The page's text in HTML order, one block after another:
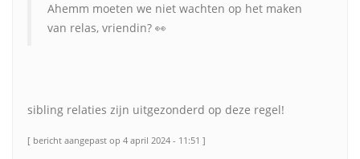
Ahemm moeten we niet wachten op het maken
van relas, vriendin? 👀
sibling relaties zijn uitgezonderd op deze regel!
[ bericht aangepast op 4 april 2024 - 11:51 ]